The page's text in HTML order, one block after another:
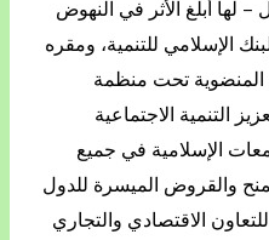
لها أبلغ الأثر في النهوض
الإسلامي للتنمية، ومقره
المنضوية تحت منظمة
التنمية الاجتماعية
الإسلامية في جميع
والقروض الميسرة للدول
الاقتصادي والتجاري